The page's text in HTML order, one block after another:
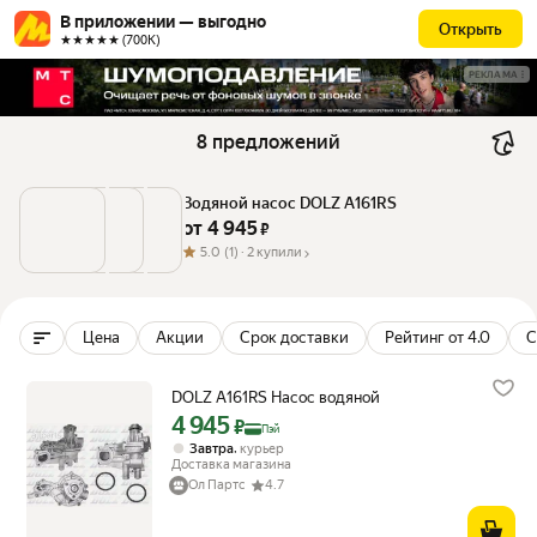
В приложении — выгодно
★★★★★ (700К)
Открыть
РЕКЛАМА
8 предложений
Водяной насос DOLZ A161RS
от 4 945 ₽
5.0 (1) · 2 купили
Цена Акции Срок доставки Рейтинг от 4.0
DOLZ A161RS Насос водяной
Цена с картой Яндекс Пэй 4945 ₽ вместо
4 945₽ Пэй
Завтра, курьер
Доставка магазина
Ол Партс
4.7